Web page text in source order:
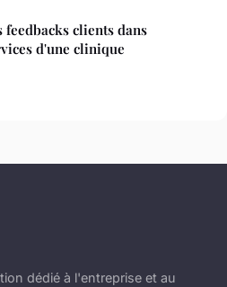
clients dans
d'une clinique
dédié à l'entreprise et au